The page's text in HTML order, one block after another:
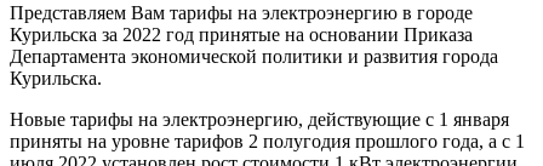
Представляем Вам тарифы на электроэнергию в городе
Курильска за 2022 год принятые на основании Приказа
Департамента экономической политики и развития города
Курильска.
Новые тарифы на электроэнергию, действующие с 1 января
приняты на уровне тарифов 2 полугодия прошлого года, а с 1